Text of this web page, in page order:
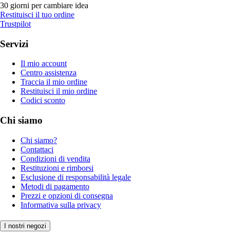
30 giorni per cambiare idea
Restituisci il tuo ordine
Trustpilot
Servizi
Il mio account
Centro assistenza
Traccia il mio ordine
Restituisci il mio ordine
Codici sconto
Chi siamo
Chi siamo?
Contattaci
Condizioni di vendita
Restituzioni e rimborsi
Esclusione di responsabilità legale
Metodi di pagamento
Prezzi e opzioni di consegna
Informativa sulla privacy
I nostri negozi